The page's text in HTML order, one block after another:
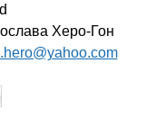
Херо-Гон